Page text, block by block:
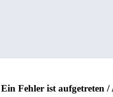
Ein Fehler ist aufgetreten